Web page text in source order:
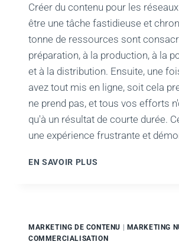
Créer du contenu pour les
être une tâche fastidieuse et
tonne de ressources sont
préparation, à la production, à la
et à la distribution. Ensuite, une
avez tout mis en ligne, soit cela
ne prend pas, et tous vos efforts
qu'à un résultat de courte durée.
une expérience frustrante et
EN SAVOIR PLUS
POUR
MARKETING DE CONTENU MARKETING
COMMERCIALISATION